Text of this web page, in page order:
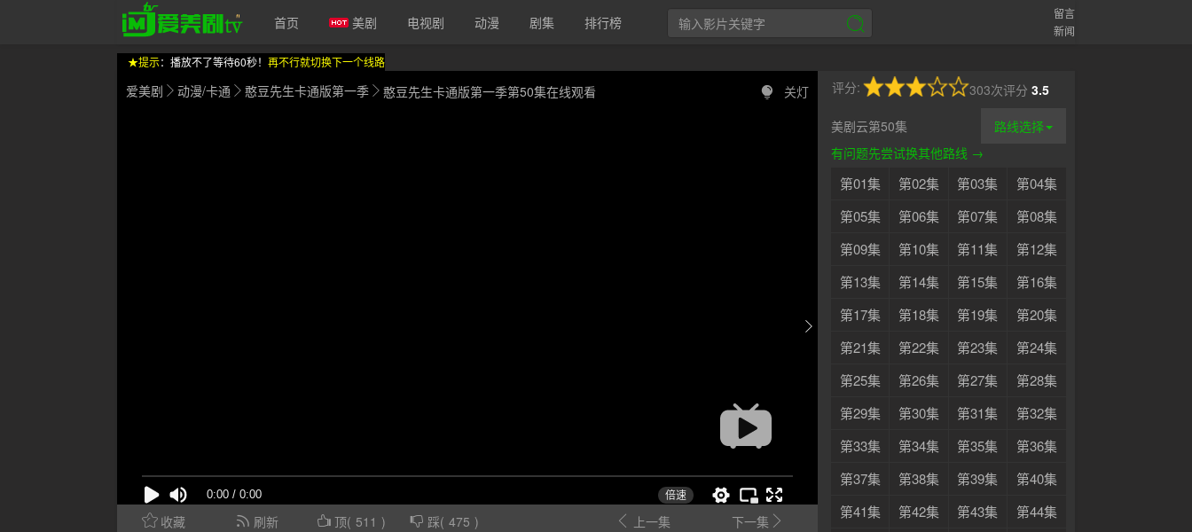
爱美剧
首页 美剧 电视剧 动漫 剧集 排行榜
留言
新闻
★提示：播放不了等待60秒！ 再不行就切换下一个线路
爱美剧 动漫/卡通 憨豆先生卡通版第一季 憨豆先生卡通版第一季第50集在线观看 关灯
收藏 刷新 顶( 511 ) 踩( 475 ) 上一集 下一集
评分: 3.5
303次评分
路线选择
美剧云第50集
有问题先尝试换其他路线 →
第01集 第02集 第03集
第04集
第05集
第06集 第07集
第08集
第09集
第10集 第11集
第12集
第13集
第14集 第15集
第16集
第17集
第18集 第19集
第20集
第21集
第22集 第23集
第24集
第25集
第26集 第27集
第28集
第29集
第30集 第31集
第32集
第33集
第34集 第35集
第36集
第37集
第38集 第39集
第40集
第41集
第42集 第43集
第44集